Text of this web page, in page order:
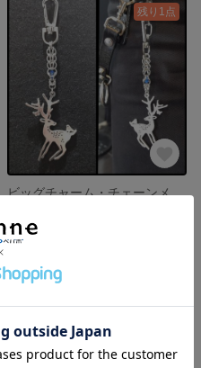
残り1点
ビッグチャーム・チェーンメイルキーホルダー01 (鹿）